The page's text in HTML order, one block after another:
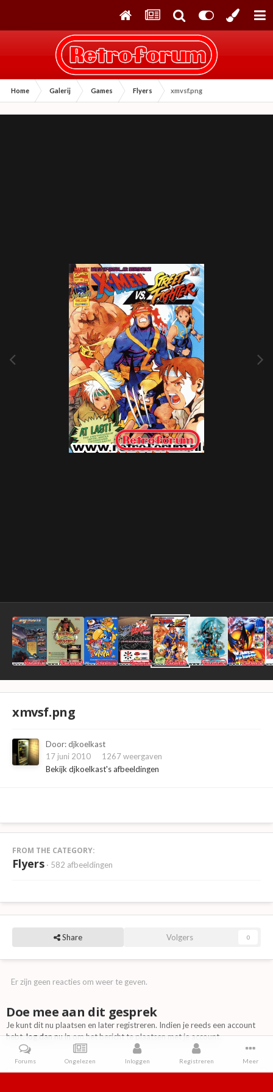
Home Galerij Games Flyers xmvsf.png
xmvsf.png
Door:djkoelkast
17 juni 2010
1267 weergaven
Bekijk djkoelkast's afbeeldingen
FROM THE CATEGORY:
Flyers · 582 afbeeldingen
Share Volgers 0
Er zijn geen reacties om weer te geven.
Doe mee aan dit gesprek
Je kunt dit nu plaatsen en later registreren. Indien je reeds een account
hebt,log dan nu inom het bericht te plaatsen met je account.
Forums Ongelezen Inloggen Registreren Meer